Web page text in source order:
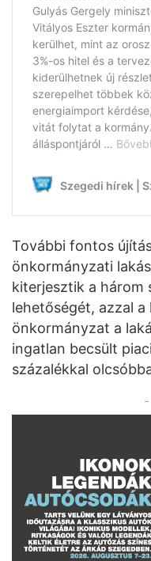
További fontos
önkormányzati
kiterjesztik a három
lehetőségét, azzal
önkormányzat a
ingatlan becsült
százalékkal